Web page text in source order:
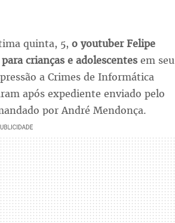
quinta, 5, o youtuber Felipe
crianças e adolescentesem seu
a Crimes de Informática
após expediente enviado pelo
por André Mendonça.